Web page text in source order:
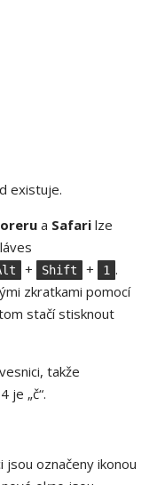
existuje.
a Safari lze
+ Shift + 1 .
zkratkami pomocí
stačí stisknout
takže
je „č“.
označeny ikonou